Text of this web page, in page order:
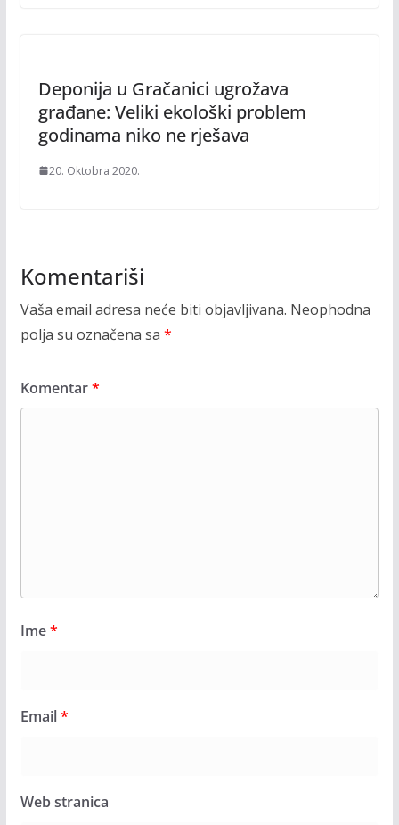
Deponija u Gračanici ugrožava
građane: Veliki ekološki problem
godinama niko ne rješava
20. Oktobra 2020.
Komentariši
Vaša email adresa neće biti objavljivana. Neophodna
polja su označena sa *
Komentar*
Ime*
Email*
Web stranica